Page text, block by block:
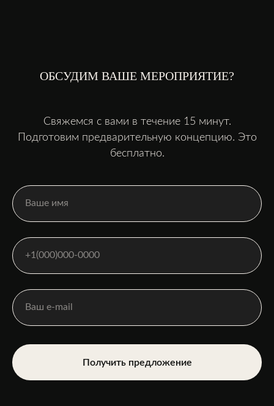
ОБСУДИМ ВАШЕ МЕРОПРИЯТИЕ?
Свяжемся с вами в течение 15 минут.
Подготовим предварительную концепцию. Это
бесплатно.
Получить предложение